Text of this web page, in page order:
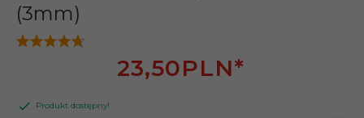
(3mm)
23,50PLN*
Produkt dostępny!